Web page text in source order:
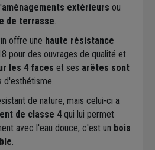
aménagements extérieurs ou
de terrasse
offre une haute résistance
pour des ouvrages de qualité et
les 4 faces et ses arêtes sont
d'esthétisme.
de nature, mais celui-ci a
de classe 4 qui lui permet
avec l'eau douce, c'est un bois